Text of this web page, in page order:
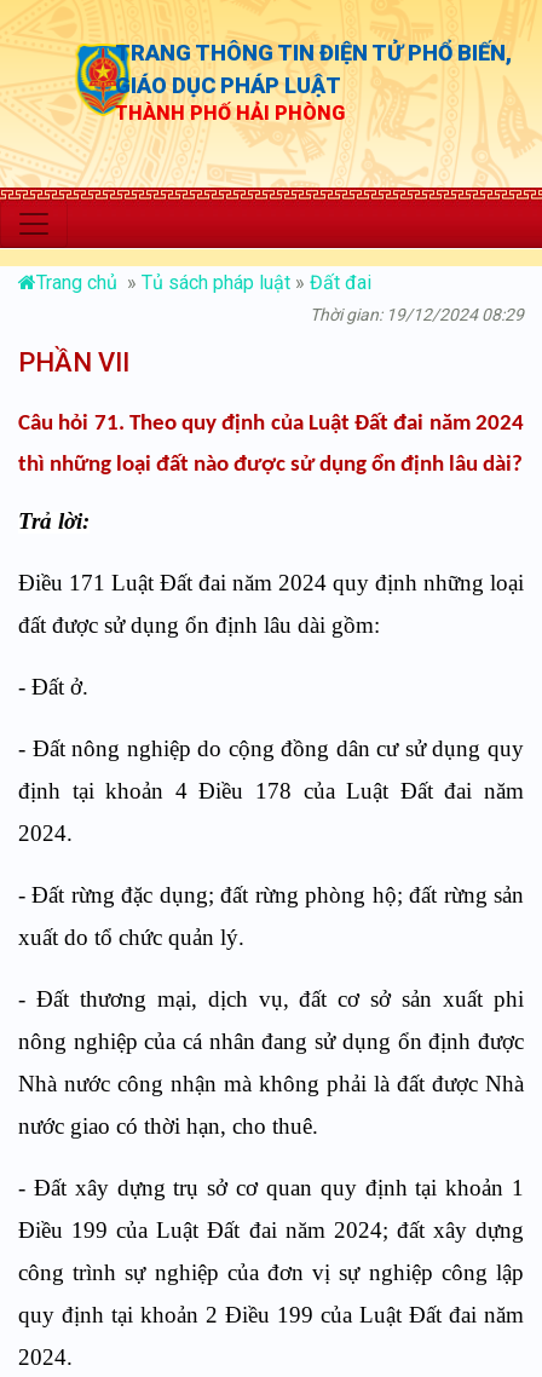
TRANG THÔNG TIN ĐIỆN TỬ PHỔ BIẾN,
GIÁO DỤC PHÁP LUẬT
THÀNH PHỐ HẢI PHÒNG
Trang chủ » Tủ sách pháp luật » Đất đai
Thời gian: 19/12/2024 08:29
PHẦN VII
Câu hỏi 71. Theo quy định của Luật Đất đai năm 2024
thì những loại đất nào được sử dụng ổn định lâu dài?
Trả lời:
Điều 171 Luật Đất đai năm 2024 quy định những loại
đất được sử dụng ổn định lâu dài gồm:
- Đất ở.
- Đất nông nghiệp do cộng đồng dân cư sử dụng quy
định tạikhoản 4 Điều 178 của Luật Đất đai năm
2024.
- Đất rừng đặc dụng; đất rừng phòng hộ; đất rừng sản
xuất do tổ chức quản lý.
- Đất thương mại, dịch vụ, đất cơ sở sản xuất phi
nông nghiệp của cá nhân đang sử dụng ổn định được
Nhà nước công nhận mà không phải là đất được Nhà
nước giao có thời hạn, cho thuê.
- Đất xây dựng trụ sở cơ quan quy định tạikhoản 1
Điều 199 củaLuật Đất đai năm 2024; đất xây dựng
công trình sự nghiệp của đơn vị sự nghiệp công lập
quy định tại khoản 2 Điều 199 của Luật Đất đai năm
2024.